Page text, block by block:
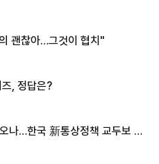
괜찮아…그것이 협치"
, 정답은?
나…한국 新통상정책 교두보 활